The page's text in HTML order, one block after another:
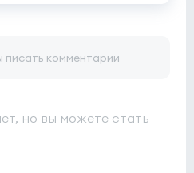
писать комментарии
но вы можете стать